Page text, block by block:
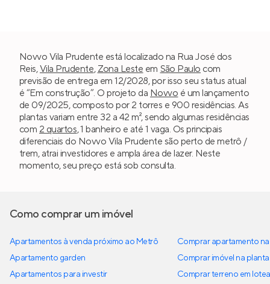
Novvo Vila Prudente está localizado na Rua José dos
Reis,Vila Prudente, Zona Leste em São Paulo com
previsão de entrega em 12/2028, por isso seu status atual
é “Em construção”. O projeto da Novvo é um lançamento
de 09/2025, composto por 2 torres e 900 residências. As
plantas variam entre 32 a 42 m², sendo algumas residências
com 2 quartos, 1 banheiro e até 1 vaga. Os principais
diferenciais do Novvo Vila Prudente são perto de metrô /
trem, atrai investidores e ampla área de lazer. Neste
momento, seu preço está sob consulta.
Como comprar um imóvel
Apartamentos à venda próximo ao Metrô
Apartamento garden
Apartamentos para investir
Comprar apartamento
Comprar imóvel na planta
Comprar terreno em